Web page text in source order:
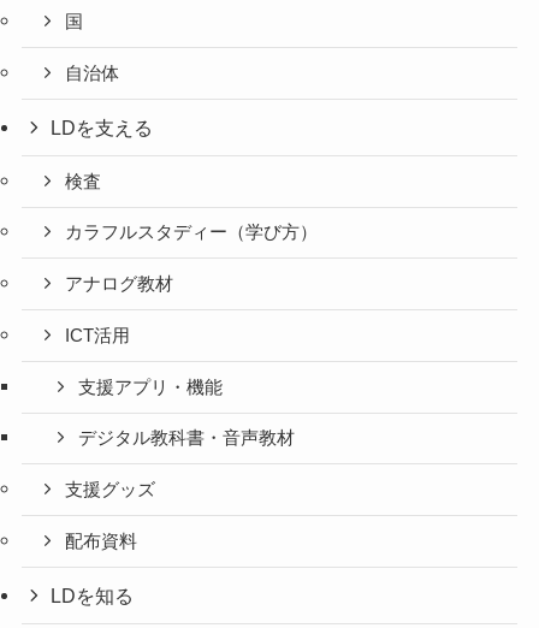
国
自治体
LDを支える
検査
カラフルスタディー（学び方）
アナログ教材
ICT活用
支援アプリ・機能
デジタル教科書・音声教材
支援グッズ
配布資料
LDを知る